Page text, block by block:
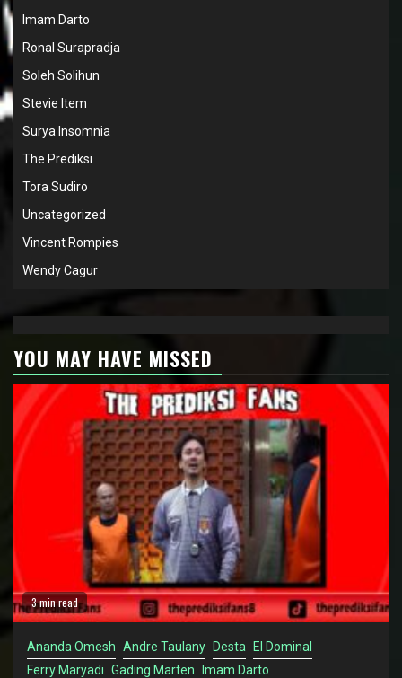
Imam Darto
Ronal Surapradja
Soleh Solihun
Stevie Item
Surya Insomnia
The Prediksi
Tora Sudiro
Uncategorized
Vincent Rompies
Wendy Cagur
YOU MAY HAVE MISSED
3 min read
Ananda Omesh Andre Taulany Desta
El Dominal
Ferry Maryadi Gading Marten
Imam Darto